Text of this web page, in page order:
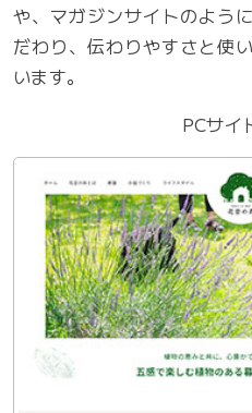
や、マガジンサイトのよう
だわり、伝わりやすさと使
います。
PCサイ